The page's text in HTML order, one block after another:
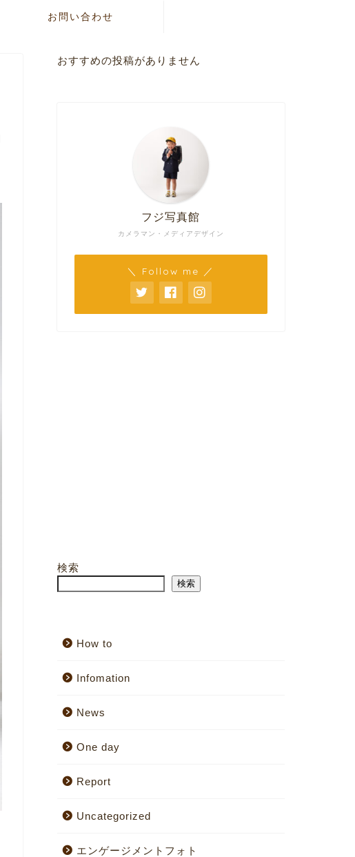
お問い合わせ
おすすめの投稿がありません
カメラマン・メディアデザイン
フジ写真館
＼ Follow me ／
検索
検索
How to
Infomation
News
One day
Report
Uncategorized
エンゲージメントフォト